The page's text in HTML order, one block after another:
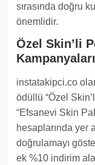
sırasında doğru
önemlidir.
Özel Skin’li
Kampanyaları
instatakipci.co
ödüllü “Özel
“Efsanevi Skin
hesaplarında yer
doğrulamayı
ek %10 indirim